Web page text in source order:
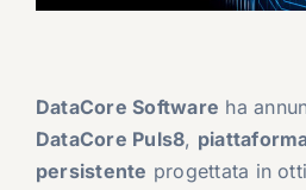
DataCore Software ha
DataCore Puls8,
persistente progettata in